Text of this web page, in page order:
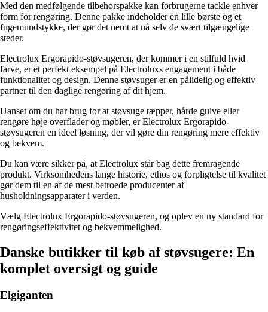
Med den medfølgende tilbehørspakke kan forbrugerne tackle enhver
form for rengøring. Denne pakke indeholder en lille børste og et
fugemundstykke, der gør det nemt at nå selv de svært tilgængelige
steder.
Electrolux Ergorapido-støvsugeren, der kommer i en stilfuld hvid
farve, er et perfekt eksempel på Electroluxs engagement i både
funktionalitet og design. Denne støvsuger er en pålidelig og effektiv
partner til den daglige rengøring af dit hjem.
Uanset om du har brug for at støvsuge tæpper, hårde gulve eller
rengøre høje overflader og møbler, er Electrolux Ergorapido-
støvsugeren en ideel løsning, der vil gøre din rengøring mere effektiv
og bekvem.
Du kan være sikker på, at Electrolux står bag dette fremragende
produkt. Virksomhedens lange historie, ethos og forpligtelse til kvalitet
gør dem til en af de mest betroede producenter af
husholdningsapparater i verden.
Vælg Electrolux Ergorapido-støvsugeren, og oplev en ny standard for
rengøringseffektivitet og bekvemmelighed.
Danske butikker til køb af støvsugere: En
komplet oversigt og guide
Elgiganten